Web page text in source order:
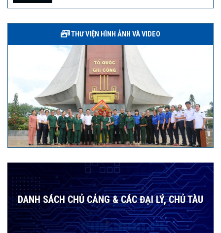
THƯ VIỆN HÌNH ẢNH VÀ VIDEO
DANH SÁCH CHỦ CẢNG & CÁC ĐẠI LÝ, CHỦ TÀU